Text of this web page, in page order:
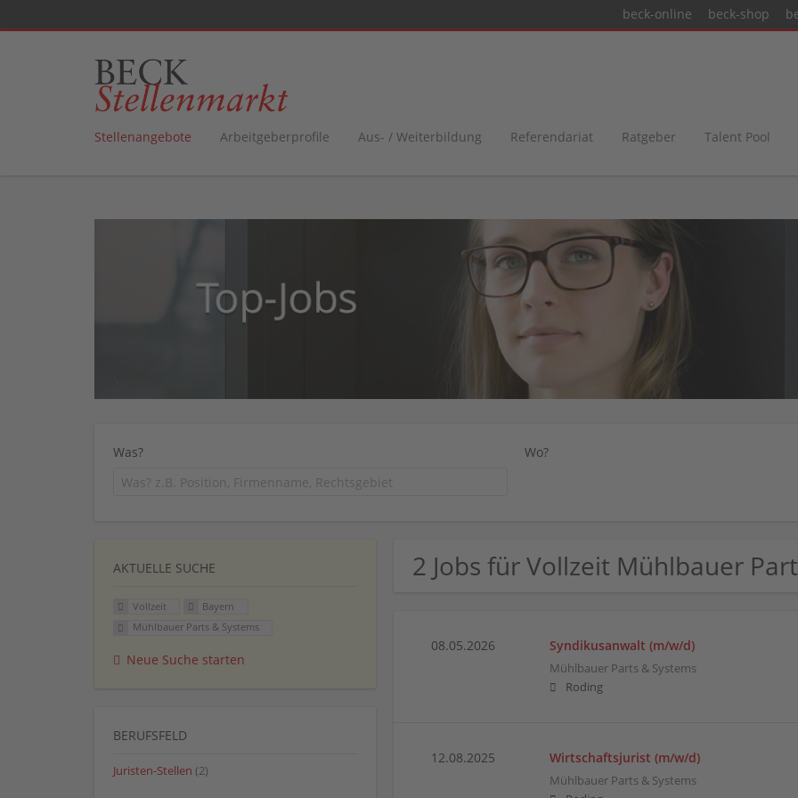
beck-online beck-shop
Stellenangebote Arbeitgeberprofile Aus- / Weiterbildung Referendariat Ratgeber Talent Pool
Was? Wo?
2 Jobs für Vollzeit Mühlbauer
08.05.2026 Syndikusanwalt (m/w/d)
Mühlbauer Parts & Systems
Roding
12.08.2025 Wirtschaftsjurist (m/w/d)
Mühlbauer Parts & Systems
AKTUELLE SUCHE
Vollzeit
Bayern
Mühlbauer Parts & Systems
Neue Suche starten
BERUFSFELD
Juristen-Stellen (2)